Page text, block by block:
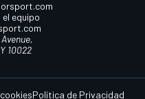
equipo
10022
Política de Privacidad